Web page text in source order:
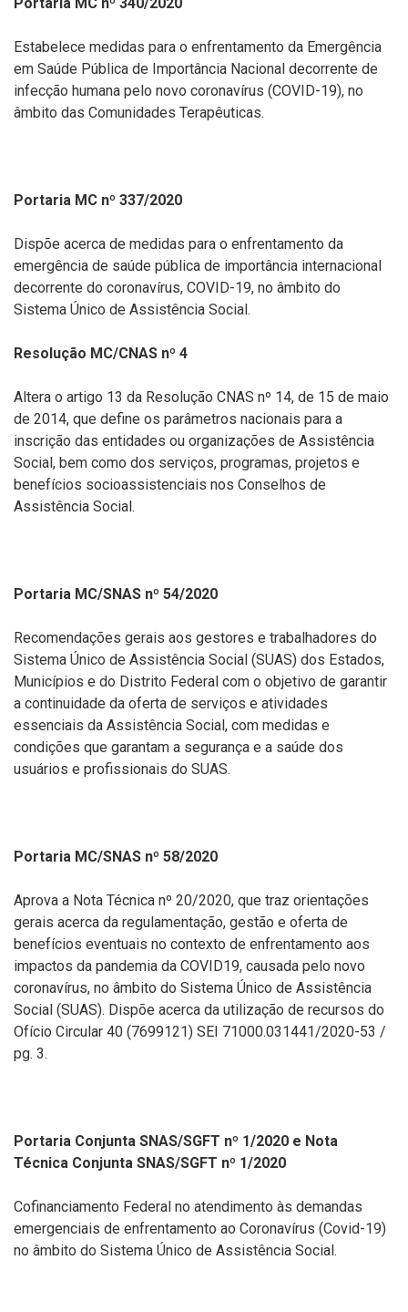
Estabelece medidas para o enfrentamento da Emergência
em Saúde Pública de Importância Nacional decorrente de
infecção humana pelo novo coronavírus (COVID-19), no
âmbito das Comunidades Terapêuticas.
Portaria MC nº 337/2020
Dispõe acerca de medidas para o enfrentamento da
emergência de saúde pública de importância internacional
decorrente do coronavírus, COVID-19, no âmbito do
Sistema Único de Assistência Social.
Resolução MC/CNAS nº 4
Altera o artigo 13 da Resolução CNAS nº 14, de 15 de maio
de 2014, que define os parâmetros nacionais para a
inscrição das entidades ou organizações de Assistência
Social, bem como dos serviços, programas, projetos e
benefícios socioassistenciais nos Conselhos de
Assistência Social.
Portaria MC/SNAS nº 54/2020
Recomendações gerais aos gestores e trabalhadores do
Sistema Único de Assistência Social (SUAS) dos Estados,
Municípios e do Distrito Federal com o objetivo de garantir
a continuidade da oferta de serviços e atividades
essenciais da Assistência Social, com medidas e
condições que garantam a segurança e a saúde dos
usuários e profissionais do SUAS.
Portaria MC/SNAS nº 58/2020
Aprova a Nota Técnica nº 20/2020, que traz orientações
gerais acerca da regulamentação, gestão e oferta de
benefícios eventuais no contexto de enfrentamento aos
impactos da pandemia da COVID19, causada pelo novo
coronavírus, no âmbito do Sistema Único de Assistência
Social (SUAS). Dispõe acerca da utilização de recursos do
Ofício Circular 40 (7699121) SEI 71000.031441/2020-53 /
pg. 3.
Portaria Conjunta SNAS/SGFT nº 1/2020 e Nota
Técnica Conjunta SNAS/SGFT nº 1/2020
Cofinanciamento Federal no atendimento às demandas
emergenciais de enfrentamento ao Coronavírus (Covid-19)
no âmbito do Sistema Único de Assistência Social.